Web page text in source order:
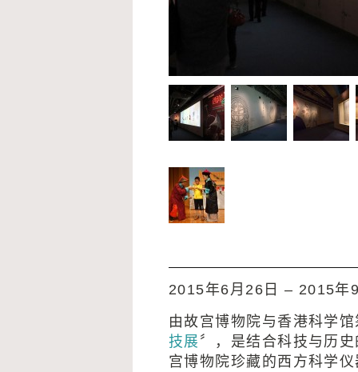
2015年6月26日 – 2015年
由故宫博物院与香港科学
技展 〞，是结合科技与历
宫博物院珍藏的西方科学